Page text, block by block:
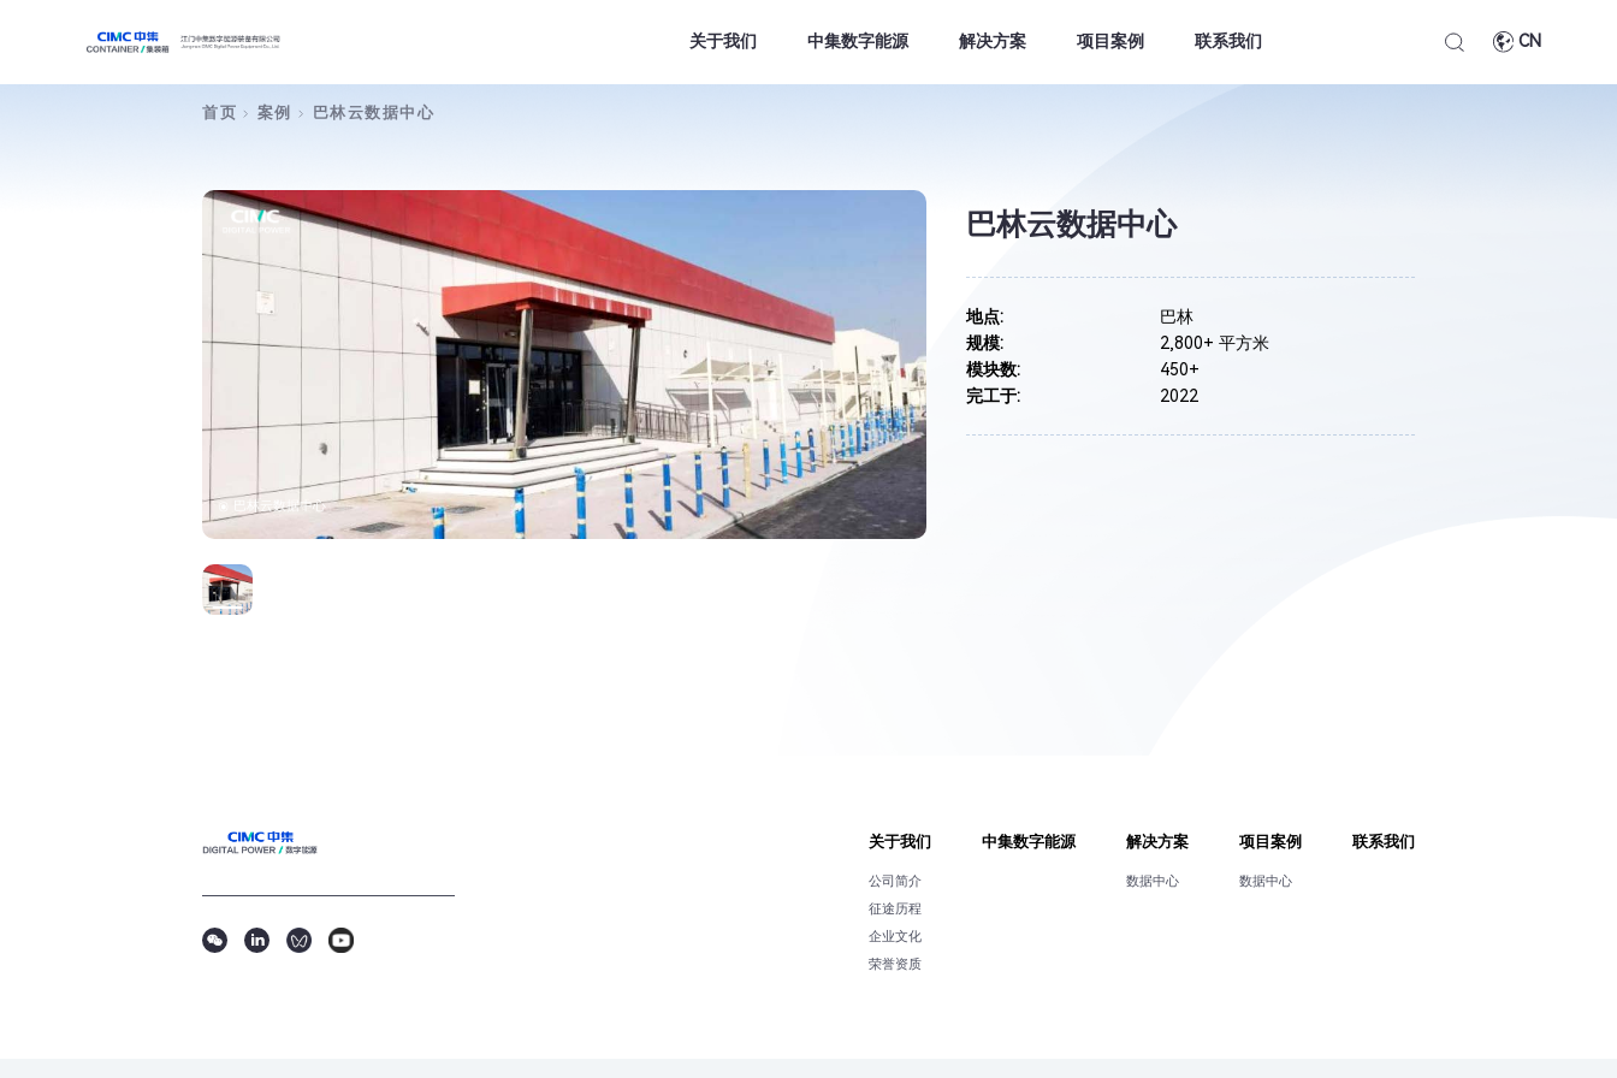
关于我们 中集数字能源 解决方案 项目案例 联系我们 CN
首页 案例 巴林云数据中心
巴林云数据中心
巴林云数据中心
地点:
巴林
规模:
2,800+ 平方米
模块数:
450+
完工于:
2022
关于我们
公司简介
征途历程
企业文化
荣誉资质
中集数字能源 解决方案
数据中心
项目案例
数据中心
联系我们